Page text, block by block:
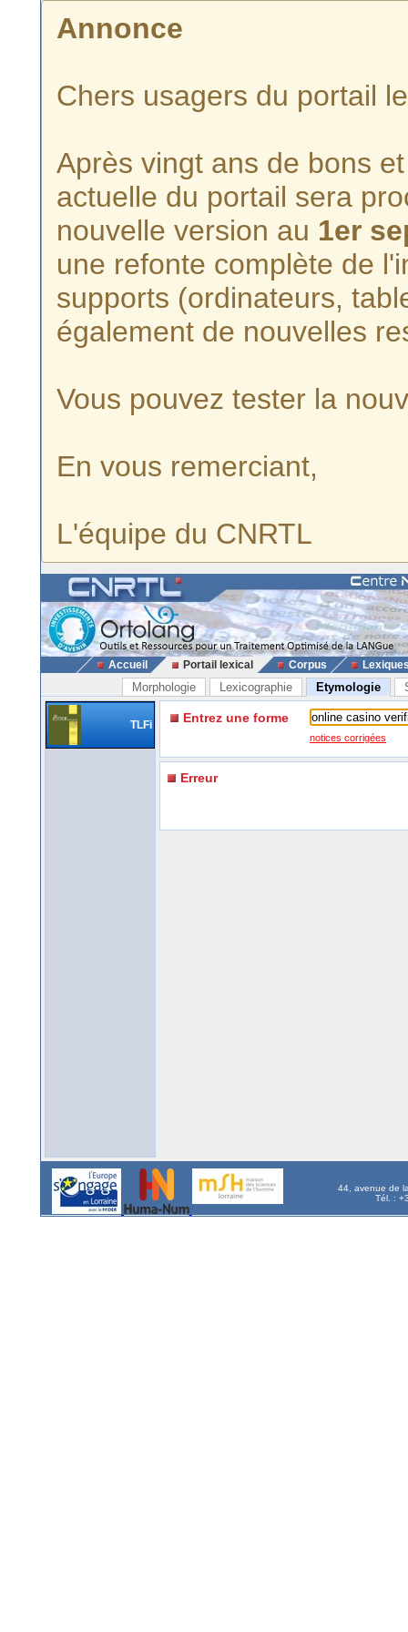
Annonce
Chers usagers du portail
Après vingt ans de bons
actuelle du portail sera
nouvelle version au 1er
une refonte complète de
supports (ordinateurs,
également de nouvelles
Vous pouvez tester la
En vous remerciant,
L'équipe du CNRTL
Accueil Portail lexical Corpus
Morphologie Lexicographie Etymologie
TLFi Entrez une forme
notices corrigées
Erreur
44, avenue de
Tél. :